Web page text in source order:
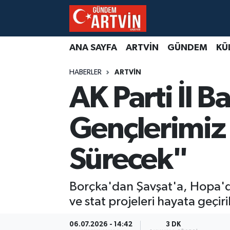
ANA SAYFA ARTVİN GÜNDEM
HABERLER ARTVİN
AK Parti İl
Gençlerimiz
Sürecek"
Borçka'dan Şavşat'a,
ve stat projeleri hayata
06.07.2026 - 14:42 3 DK